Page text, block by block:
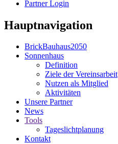
Partner Login
Hauptnavigation
BrickBauhaus2050
Sonnenhaus
Definition
Ziele der Vereinsarbeit
Nutzen als Mitglied
Aktivitäten
Unsere Partner
News
Tools
Tageslichtplanung
Kontakt